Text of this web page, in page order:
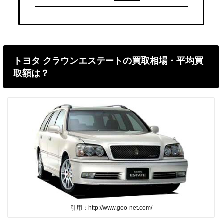
トヨタ クラウンエステートの買取相場・平均買
取額は？
引用：http://www.goo-net.com/